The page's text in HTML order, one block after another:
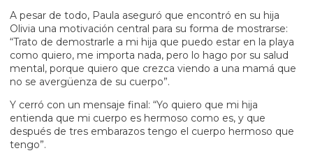
A pesar de todo, Paula aseguró que encontró en su hija
Olivia una motivación central para su forma de mostrarse:
“Trato de demostrarle a mi hija que puedo estar en la playa
como quiero, me importa nada, pero lo hago por su salud
mental, porque quiero que crezca viendo a una mamá que
no se avergüenza de su cuerpo”.
Y cerró con un mensaje final: “Yo quiero que mi hija
entienda que mi cuerpo es hermoso como es, y que
después de tres embarazos tengo el cuerpo hermoso que
tengo”.